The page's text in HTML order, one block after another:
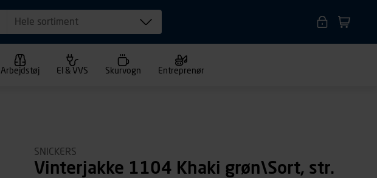
Hele sortiment
Arbejdstøj El & VVS Skurvogn Entreprenør
SNICKERS
Vinterjakke 1104 Khaki grøn\Sort, str.